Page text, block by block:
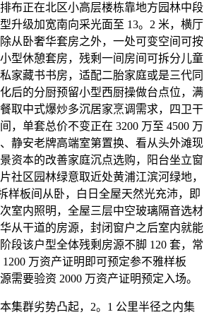
布正在北区小高层楼栋靠地方园林中段
升级加宽南向采光面至 13。2 米，横厅
从卧奢华套房之外，一处可变空间可按
型休憩套房，残剩一间房间可拆分儿童
家藏书书房，适配二胎家庭或是三代同
后的分厨预留小型西厨操做台点位，满
取中式爆炒多沉居家烹调需求，四卫干
，单套总价不变正在 3200 万至 4500 万
静安老牌高端室第置换、看从头外滩现
资本的改善家庭沉点选购，阳台坐立窗
社区园林绿意取近处黄浦江滨河绿地，
样板间从卧，白日全屋天然光充沛，即
室内照明，全屋三层中空玻璃隔音选材
从干道的房源，封闭窗户之后室内就能
段该户型全体残剩房源不脚 120 套，常
万资产证明即可预定参不雅样板
需要验资 2000 万资产证明预定入场。
群劣势凸起，2。1 公里半径之内集